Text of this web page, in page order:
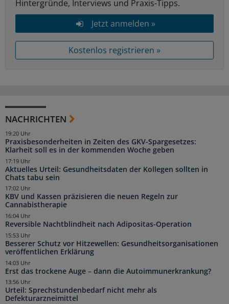
Hintergründe, Interviews und Praxis-Tipps.
Jetzt anmelden »
Kostenlos registrieren »
NACHRICHTEN
Praxisbesonderheiten in Zeiten des GKV-Spargesetzes:
Klarheit soll es in der kommenden Woche geben
19:20 Uhr
Aktuelles Urteil: Gesundheitsdaten der Kollegen sollten in
Chats tabu sein
17:19 Uhr
KBV und Kassen präzisieren die neuen Regeln zur
Cannabistherapie
17:02 Uhr
Reversible Nachtblindheit nach Adipositas-Operation
16:04 Uhr
Besserer Schutz vor Hitzewellen: Gesundheitsorganisationen
veröffentlichen Erklärung
15:53 Uhr
Erst das trockene Auge – dann die Autoimmunerkrankung?
14:03 Uhr
Urteil: Sprechstundenbedarf nicht mehr als
Defekturarzneimittel
13:56 Uhr